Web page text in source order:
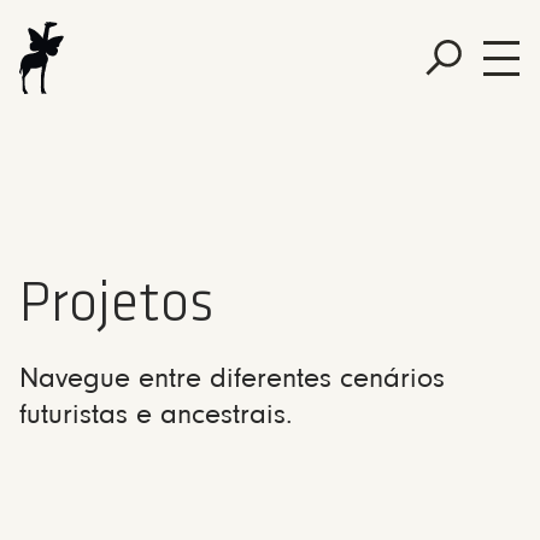
Projetos
Navegue entre diferentes cenários
futuristas e ancestrais.